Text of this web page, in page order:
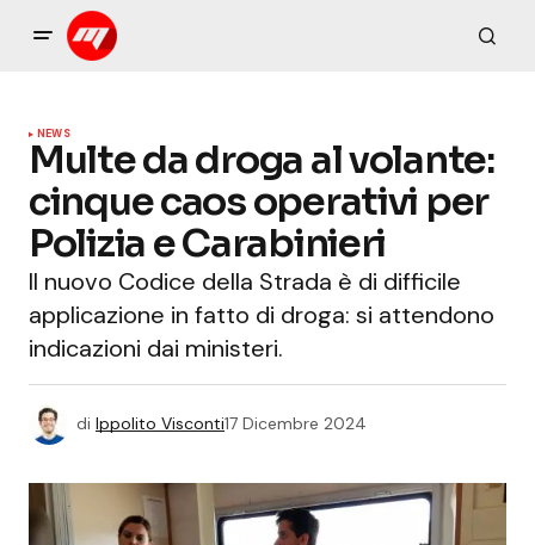
NEWS
Multe da droga al volante:
cinque caos operativi per
Polizia e Carabinieri
Il nuovo Codice della Strada è di difficile
applicazione in fatto di droga: si attendono
indicazioni dai ministeri.
di Ippolito Visconti17 Dicembre 2024